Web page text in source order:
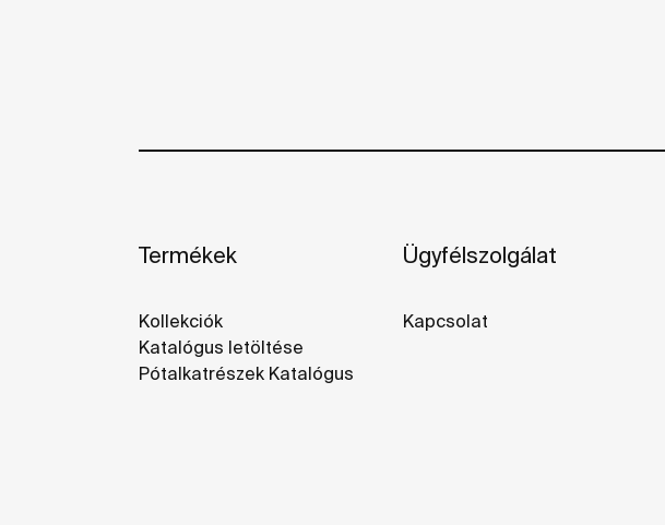
Termékek
Kollekciók
Katalógus letöltése
Pótalkatrészek Katalógus
Ügyfélszolgálat
Kapcsolat